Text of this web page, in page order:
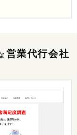
営業代行会社